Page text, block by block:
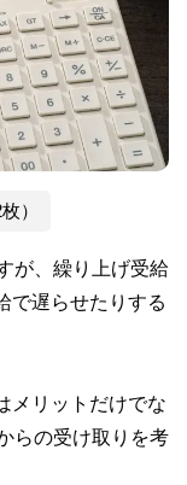
）
が、繰り上げ受給
で遅らせたりする
メリットだけでな
らの受け取りを考